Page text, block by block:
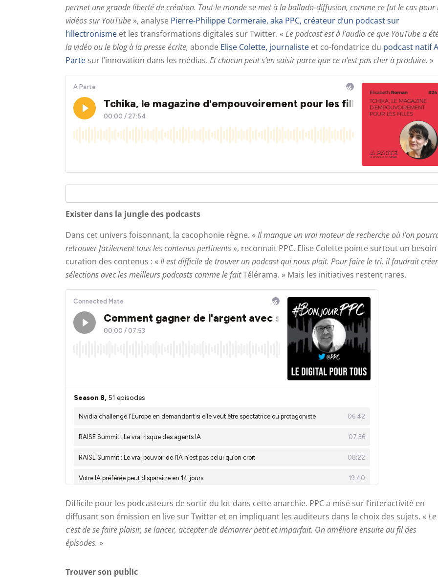
permet une grande liberté de création. Tout le monde se met à la ballado-diffusion, comme ce fut le cas pour
vidéos sur YouTube », analyse Pierre-Philippe Cormeraie, aka PPC, créateur d’un podcast sur
l’illectronisme et les transformations digitales sur Twitter. «Le podcast est à l’audio ce que YouTube a
la vidéo ou le blog à la presse écrite,abonde Elise Colette, journaliste et co-fondatrice du podcast natif
Parte sur l’innovation dans les médias.Et chacun peut s’en saisir parce que ce n’est pas cher à produire. »
Exister dans la jungle des podcasts
Dans cet univers foisonnant, la cacophonie règne. «Il manque un vrai moteur de recherche où l’on
retrouver facilement tous les contenus pertinents », reconnait PPC. Elise Colette pointe surtout un
curation des contenus : «Il est difficile de trouver un podcast qui nous plait. Pour faire le tri, il faudrait
sélections avec les meilleurs podcasts comme le faitTélérama. » Mais les initiatives restent rares.
Difficile pour les podcasteurs de sortir du lot dans cette anarchie. PPC a misé sur l’interactivité en
diffusant son émission en live sur Twitter et en impliquant les auditeurs dans le choix des sujets. «
c’est de se faire plaisir, se lancer, accepter de démarrer petit et imparfait. On améliore ensuite au fil des
épisodes. »
Trouver son public